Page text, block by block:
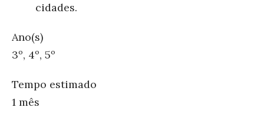
cidades.
Ano(s)
3º, 4º, 5º
Tempo estimado
1 mês